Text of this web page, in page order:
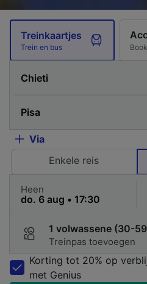
Treinkaartjes
Trein en bus
Via
Enkele reis
Heen
1 volwassene (30-
Treinpas toevoegen
Korting tot 20% op
met Genius